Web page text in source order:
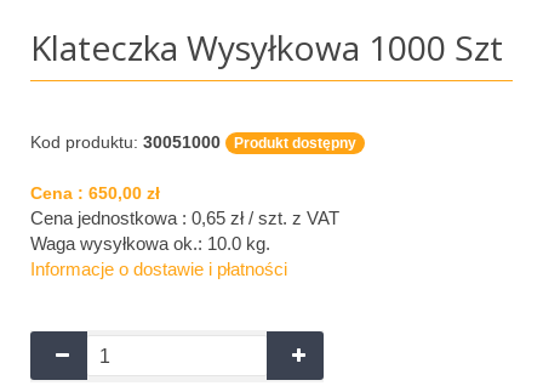
Klateczka Wysyłkowa 1000 Szt
Kod produktu: 30051000 Produkt dostępny
Cena : 650,00 zł
Cena jednostkowa : 0,65 zł / szt. z VAT
Waga wysyłkowa ok.: 10.0 kg.
Informacje o dostawie i płatności